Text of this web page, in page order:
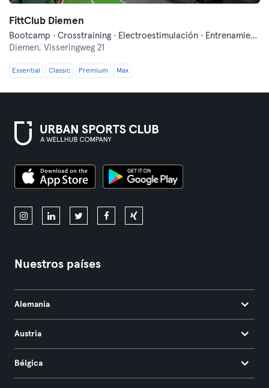
FittClub Diemen
Bootcamp · Crosstraining · Electroestimulación · Entrenamiento funcional · Fitness
Diemen, Visseringweg 21
Essential Classic Premium Max
Nuestros países
Alemania
Austria
Bélgica